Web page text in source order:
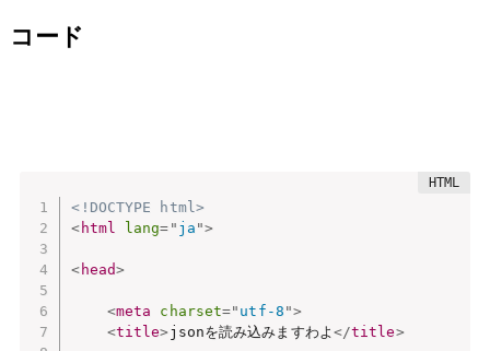
コード
<!DOCTYPE html>
< html lang= " ja ">
< head>
<meta charset=" utf-8 ">
<title>jsonを読み込みますわよ </title>